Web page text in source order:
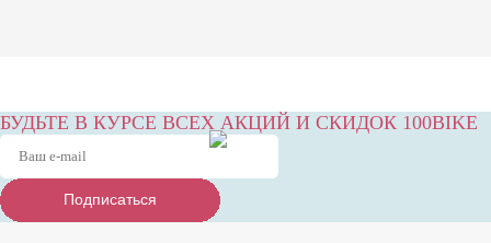
БУДЬТЕ В КУРСЕ ВСЕХ АКЦИЙ И СКИДОК 100BIKE
Подписаться
Подписаться
Подписаться